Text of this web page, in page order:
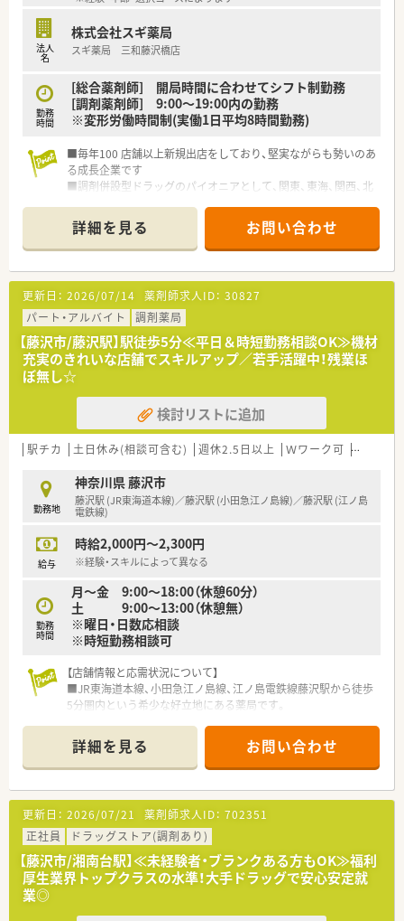
法人
名
株式会社スギ薬局
スギ薬局 三和藤沢橋店
勤務
時間
[総合薬剤師] 開局時間に合わせてシフト制勤務
[調剤薬剤師] 9:00～19:00内の勤務
※変形労働時間制(実働1日平均8時間勤務)
■毎年100 店舗以上新規出店をしており、堅実ながらも勢いのあ
る成長企業です
■調剤併設型ドラッグのパイオニアとして、関東、東海、関西、北
■研修制度は様々なプランがあり、集合研修だけでなく任意で受
講可能な研修も幅広く用意されています
■店舗で活躍する従業員、社外で活躍する従業員、将来経営幹部
となる従業員など、薬剤師として様々な活躍ができるフィールド
を用意されています
■総合薬剤師・調剤薬剤師（土日休み・19時までの勤務）どちらか
の働き方を選択できます
■調剤併設型だけでなく「医療モール・クリニック併設店舗」「敷
地内薬局」「訪問調剤特化型店舗」など様々な店舗を運営してい
ます
■在宅医療にも積極的取り組んでおり「訪問調剤特化型店舗」を
50店舗以上、無菌調剤室は業界最多の51店舗設置しています
■「プラチナくるみん認定企業」「健康経営優良法人2023（大規模
法人部門）認定」等を取得し一人ひとりが働きやすい環境が整備
されています
があるのも特徴です
詳細を見る お問い合わせ
更新日： 2026/07/14 薬剤師求人ID： 30827
パート・アルバイト
調剤薬局
【藤沢市/藤沢駅】駅徒歩5分≪平日＆時短勤務相談OK≫機材
充実のきれいな店舗でスキルアップ／若手活躍中！残業ほ
ぼ無し☆
検討リストに追加
駅チカ 土日休み(相談可含む) 週休2.5日以上 Ｗワーク可 残業な
勤務地
神奈川県 藤沢市
藤沢駅 (JR東海道本線)／藤沢駅 (小田急江ノ島線)／藤沢駅 (江ノ島
電鉄線)
給与
時給2,000円～2,300円
※経験・スキルによって異なる
勤務
時間
月～金 9:00～18:00（休憩60分）
土 9:00～13:00（休憩無）
※曜日・日数応相談
※時短勤務相談可
【店舗情報と応需状況について】
■JR東海道本線、小田急江ノ島線、江ノ島電鉄線藤沢駅から徒歩
5分圏内という希少な好立地にある薬局です。
ルから応需しており、1日の枚数は230～240枚程度です。
■薬剤師は常勤6名体制で、事務員3名、登録販売者1名が在籍し、
枚数が多くても効率的な運営を実現しています。
【法人特徴について】
■横浜市内で複数の店舗を展開しており、地域に根ざした質の高
い薬局サービスを提供しています。
■最新設備が揃っているため、安全かつ効率的に調剤業務を行え
る環境整備に注力している企業です。
■頑張りがしっかりと評価される評価体制と昇給制度が充実し
詳細を見る お問い合わせ
更新日： 2026/07/21 薬剤師求人ID： 702351
正社員
ドラッグストア(調剤あり)
【藤沢市/湘南台駅】≪未経験者・ブランクある方もOK≫福利
厚生業界トップクラスの水準！大手ドラッグで安心安定就
業◎